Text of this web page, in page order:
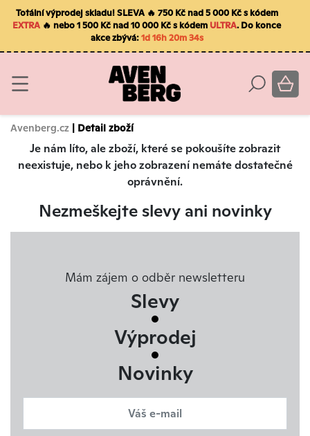
Totální výprodej skladu! SLEVA 🔥 750 Kč nad 5 000 Kč s kódem
EXTRA 🔥 nebo 1 500 Kč nad 10 000 Kč s kódem ULTRA. Do konce
akce zbývá:1d 16h 20m 34s
Avenberg.cz | Detail zboží
Je nám líto, ale zboží, které se pokoušíte zobrazit
neexistuje, nebo k jeho zobrazení nemáte dostatečné
oprávnění.
Nezmeškejte slevy ani novinky
Mám zájem o odběr newsletteru
Slevy
Výprodej
Novinky